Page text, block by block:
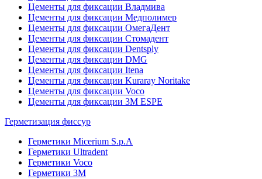
Цементы для фиксации Владмива
Цементы для фиксации Медполимер
Цементы для фиксации ОмегаДент
Цементы для фиксации Стомадент
Цементы для фиксации Dentsply
Цементы для фиксации DMG
Цементы для фиксации Itena
Цементы для фиксации Kuraray Noritake
Цементы для фиксации Voco
Цементы для фиксации 3M ESPE
Герметизация фиссур
Герметики Micerium S.p.A
Герметики Ultradent
Герметики Voco
Герметики 3M